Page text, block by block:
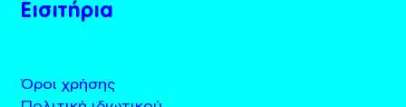
Εισιτήρια
Όροι χρήσης